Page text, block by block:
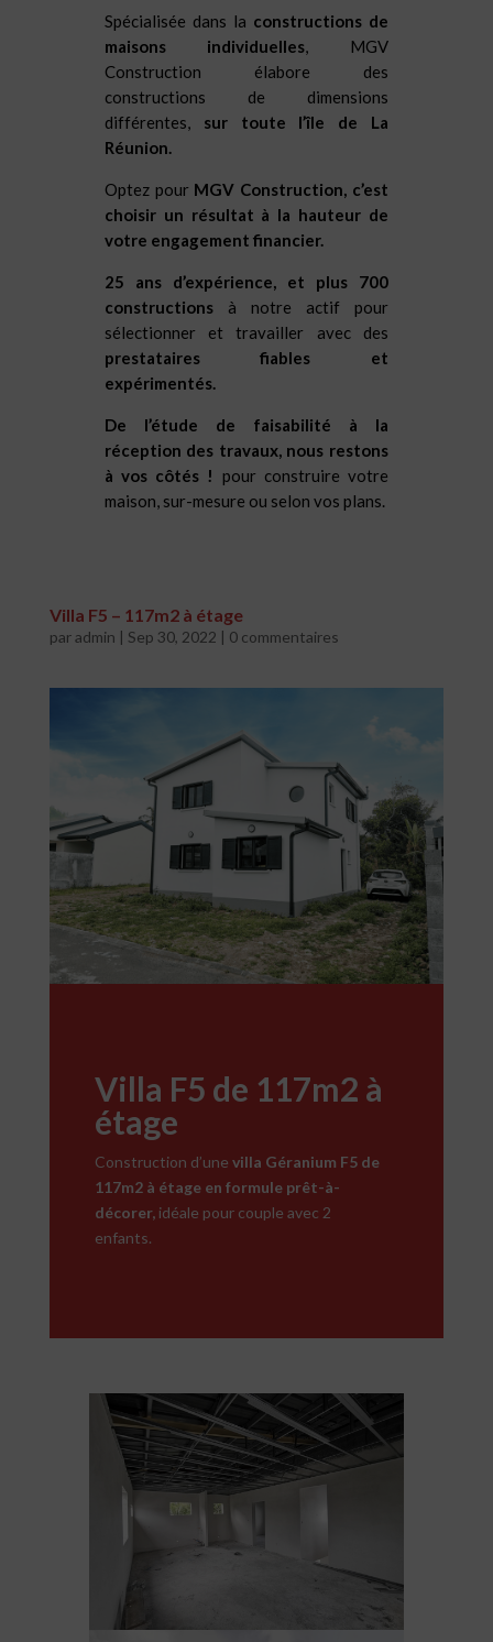
Spécialisée dans la constructions de
maisons individuelles, MGV
Construction élabore des
constructions de dimensions
différentes,sur toute l’île de La
Réunion.
Optez pour MGV Construction, c’est
choisir un résultat à la hauteur de
votre engagement financier.
25 ans d’expérience, et plus 700
constructionsà notre actif pour
sélectionner et travailler avec des
prestataires fiables et
expérimentés.
De l’étude de faisabilité à la
réception des travaux, nous restons
à vos côtés ! pour construire votre
maison, sur-mesure ou selon vos plans.
Villa F5 – 117m2 à étage
paradmin | Sep 30, 2022 | 0 commentaires
Villa F5 de 117m2 à
étage
Construction d’unevilla Géranium F5 de
117m2 à étage en formule prêt-à-
décorer, idéale pour couple avec 2
enfants.